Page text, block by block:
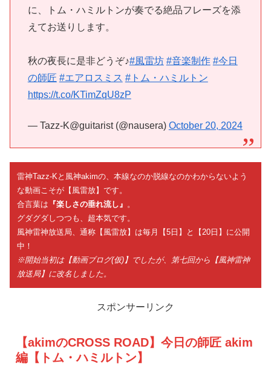
に、トム・ハミルトンが奏でる絶品フレーズを添
えてお送りします。
秋の夜長に是非どうぞ♪#風雷坊 #音楽制作 #今日
の師匠 #エアロスミス #トム・ハミルトン
https://t.co/KTimZqU8zP
— Tazz-K@guitarist (@nausera) October 20, 2024
雷神Tazz-Kと風神akimの、本線なのか脱線なのかわからないよう
な動画こそが【風雷放】です。
合言葉は 『楽しさの垂れ流し』 。
グダグダしつつも、超本気です。
風神雷神放送局、通称【風雷放】は毎月【5日】と【20日】に公開
中！
※開始当初は【動画ブログ(仮)】でしたが、第七回から【風神雷神
放送局】に改名しました。
スポンサーリンク
【akimのCROSS ROAD】今日の師匠 akim
編【トム・ハミルトン】